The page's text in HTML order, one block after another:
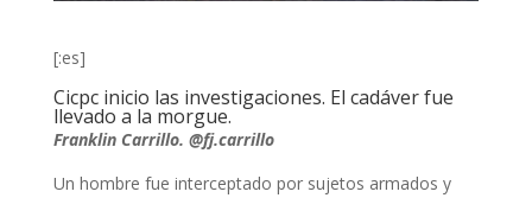
[:es]
Cicpc inicio las investigaciones. El cadáver fue
llevado a la morgue.
Franklin Carrillo. @fj.carrillo
Un hombre fue interceptado por sujetos armados y